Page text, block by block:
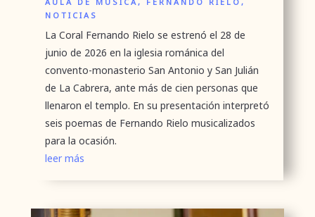
NOTICIAS
La Coral Fernando Rielo se estrenó el 28 de
junio de 2026 en la iglesia románica del
convento-monasterio San Antonio y San Julián
de La Cabrera, ante más de cien personas que
llenaron el templo. En su presentación interpretó
seis poemas de Fernando Rielo musicalizados
para la ocasión.
leer más